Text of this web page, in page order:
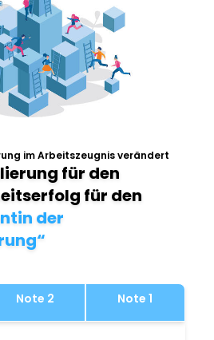
im Arbeitszeugnis verändert
für den
für den
der
Note 2 Note 1